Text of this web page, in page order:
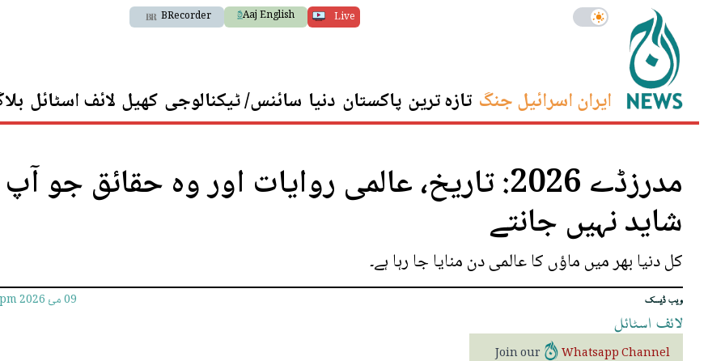
Live
Aaj English
BRecorder
ایران اسرائیل جنگ تازہ ترین پاکستان دنیا سائنس/ ٹیکنالوجی کھیل لائف اسٹائل
مدرزڈے 2026: تاریخ، عالمی روایات اور وہ حقائق جو آپ
شاید نہیں جانتے
کل دنیا بھر میں ماؤں کا عالمی دن منایا جا رہا ہے۔
ویب ڈیسک 09 مئ 2026
لائف اسٹائل
Join our Whatsapp Channel